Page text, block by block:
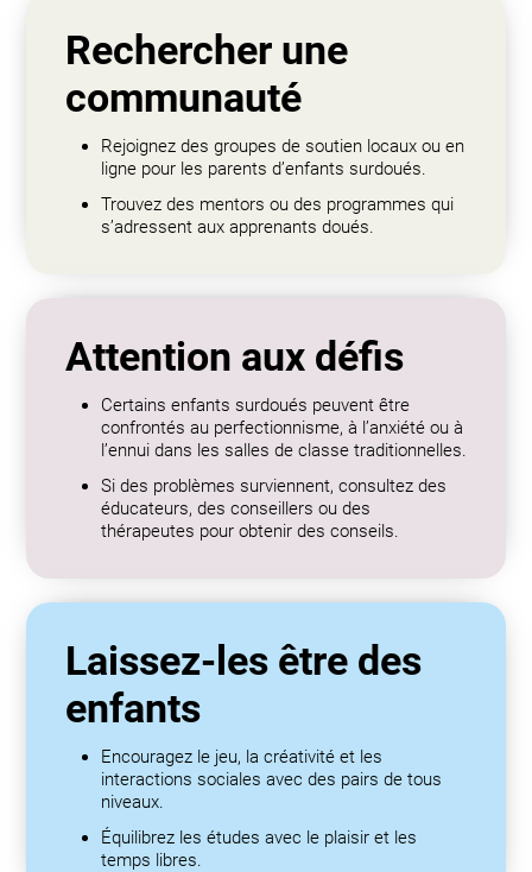
Rechercher une
communauté
Rejoignez des groupes de soutien locaux ou en
ligne pour les parents d’enfants surdoués.
Trouvez des mentors ou des programmes qui
s’adressent aux apprenants doués.
Attention aux défis
Certains enfants surdoués peuvent être
confrontés au perfectionnisme, à l’anxiété ou à
l’ennui dans les salles de classe traditionnelles.
Si des problèmes surviennent, consultez des
éducateurs, des conseillers ou des
thérapeutes pour obtenir des conseils.
Laissez-les être des
enfants
Encouragez le jeu, la créativité et les
interactions sociales avec des pairs de tous
niveaux.
Équilibrez les études avec le plaisir et les
temps libres.